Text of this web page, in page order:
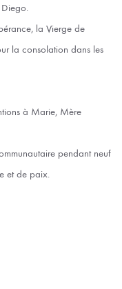
la Vierge de
la consolation dans les
à Marie, Mère
pendant neuf
et de paix.